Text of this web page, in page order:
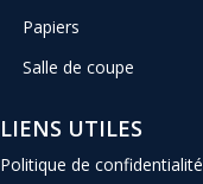
Papiers
Salle de coupe
LIENS UTILES
Politique de confidentialité